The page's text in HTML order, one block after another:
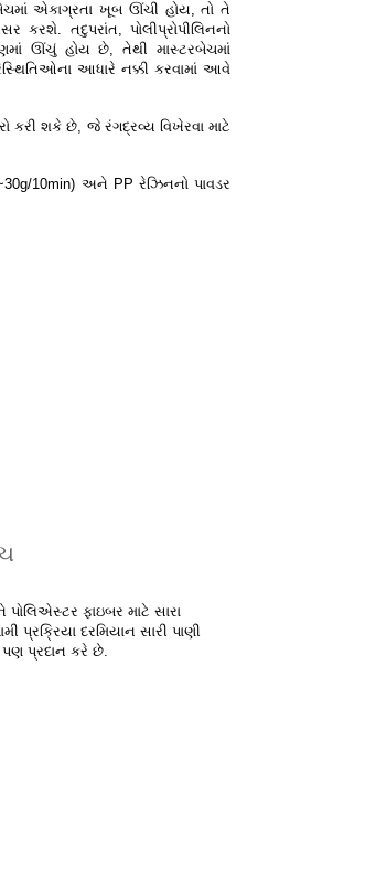
એકાગ્રતા ખૂબ ઊંચી હોય, તો તે
તદુપરાંત, પોલીપ્રોપીલિનનો
ઊંચું હોય છે, તેથી માસ્ટરબેચમાં
આધારે નક્કી કરવામાં આવે
કરી શકે છે, જે રંગદ્રવ્ય વિખેરવા માટે
10min) અને PP રેઝિનનો પાવડર
પોલિએસ્ટર ફાઇબર માટે સારા
દરમિયાન સારી પાણી
પણ પ્રદાન કરે છે.